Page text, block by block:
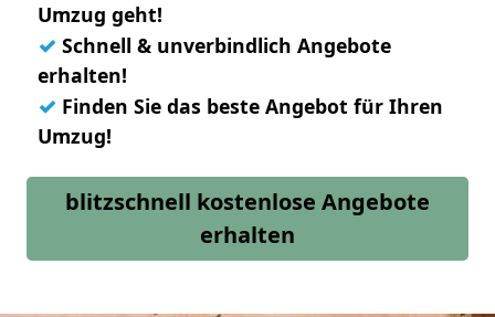
Umzug geht!
✓ Schnell & unverbindlich Angebote
erhalten!
✓ Finden Sie das beste Angebot für Ihren
Umzug!
blitzschnell kostenlose Angebote
erhalten